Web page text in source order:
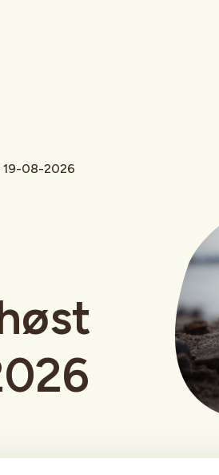
08-2026